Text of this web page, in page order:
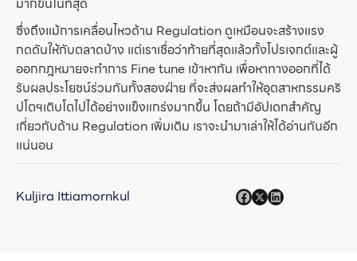
ซึ่งถึงแม้การเคลื่อนไหวด้าน Regulation ดูเหมือนจะสร้างแรง
กดดันให้กับตลาดบ้าง แต่เราเชื่อว่าท้ายที่สุดแล้วทั้งโปรเจกต์และผู้
ออกกฎหมายจะทำการ Fine tune เข้าหากัน เพื่อหาทางออกที่ได้
รับผลประโยชน์ร่วมกันทั้งสองฝ่าย ที่จะส่งผลทำให้อุตสาหกรรมคริ
ปโตฯเติบโตไปได้อย่างแข็งแกร่งมากขึ้น โดยถ้ามีอัปเดทสำคัญ
เกี่ยวกับด้าน Regulation เพิ่มเติม เราจะนำมาเล่าให้ได้อ่านกันอีก
แน่นอน
Kuljira Ittiamornkul